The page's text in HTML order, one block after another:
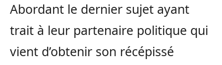
Abordant le dernier sujet ayant
trait à leur partenaire politique qui
vient d’obtenir son récépissé